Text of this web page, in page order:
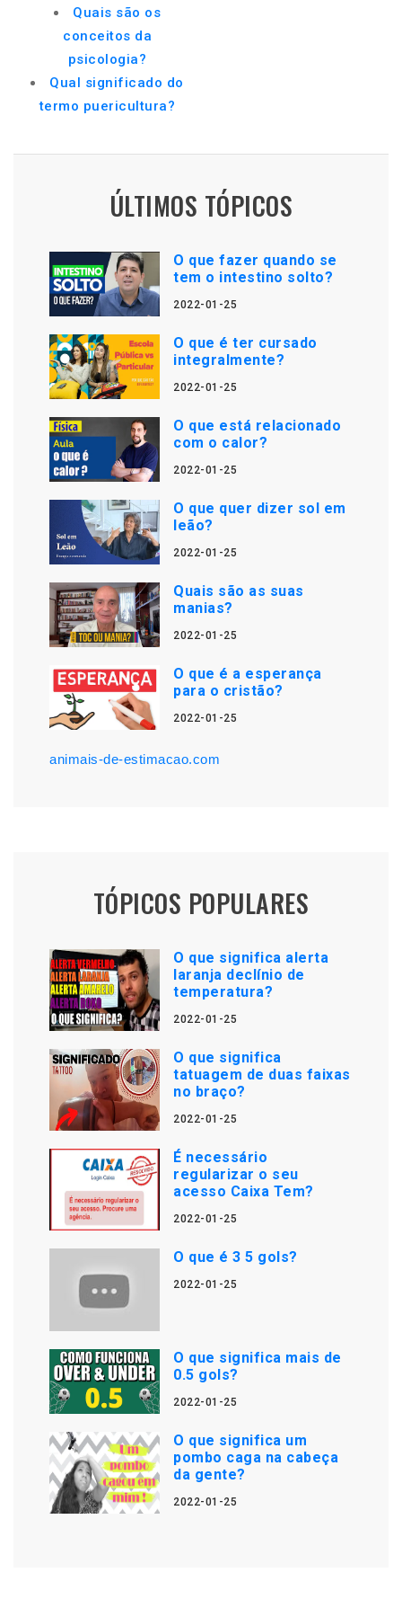
Quais são os
conceitos da
psicologia?
Qual significado do
termo puericultura?
ÚLTIMOS TÓPICOS
O que fazer quando se
tem o intestino solto?
2022-01-25
O que é ter cursado
integralmente?
2022-01-25
O que está relacionado
com o calor?
2022-01-25
O que quer dizer sol em
leão?
2022-01-25
Quais são as suas
manias?
2022-01-25
O que é a esperança
para o cristão?
2022-01-25
animais-de-estimacao.com
TÓPICOS POPULARES
O que significa alerta
laranja declínio de
temperatura?
2022-01-25
O que significa
tatuagem de duas faixas
no braço?
2022-01-25
É necessário
regularizar o seu
acesso Caixa Tem?
2022-01-25
O que é 3 5 gols?
2022-01-25
O que significa mais de
0.5 gols?
2022-01-25
O que significa um
pombo caga na cabeça
da gente?
2022-01-25